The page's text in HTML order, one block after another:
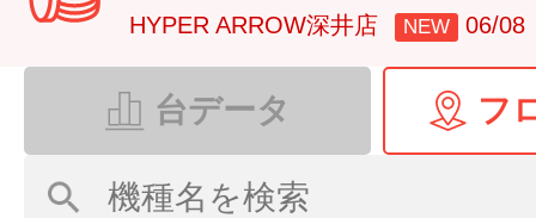
HYPER ARROW深井店 NEW 06/08
台データ フ